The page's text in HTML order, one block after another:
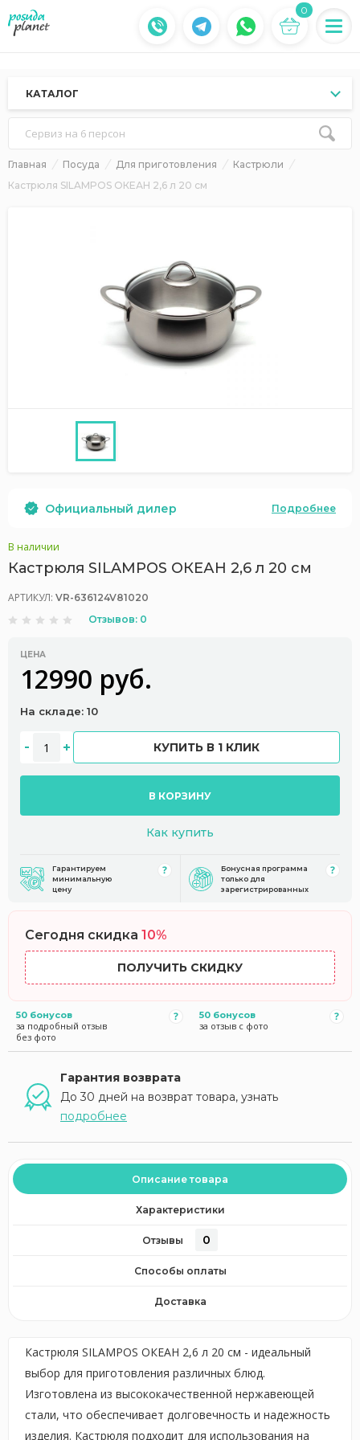
0
КАТАЛОГ
Сервиз на 6 персон
Главная Посуда Для приготовления
Кастрюли
Кастрюля SILAMPOS ОКЕАН 2,6 л 20 см
Официальный дилер Подробнее
В наличии
Кастрюля SILAMPOS ОКЕАН 2,6 л 20 см
АРТИКУЛ: VR-636124V81020
Отзывов: 0
ЦЕНА
12990 руб.
На складе: 10
КУПИТЬ В 1 КЛИК
В КОРЗИНУ
Как купить
Гарантируем
минимальную
цену
Бонусная программа
только для
зарегистрированных
Сегодня скидка 10%
ПОЛУЧИТЬ СКИДКУ
50 бонусов
за подробный отзыв
без фото
50 бонусов
за отзыв с фото
Гарантия возврата
До 30 дней на возврат товара, узнать
подробнее
Описание товара
Характеристики
Отзывы 0
Способы оплаты
Доставка
Кастрюля SILAMPOS ОКЕАН 2,6 л 20 см - идеальный
выбор для приготовления различных блюд.
Изготовлена из высококачественной нержавеющей
стали, что обеспечивает долговечность и надежность
изделия. Кастрюля подходит для использования на